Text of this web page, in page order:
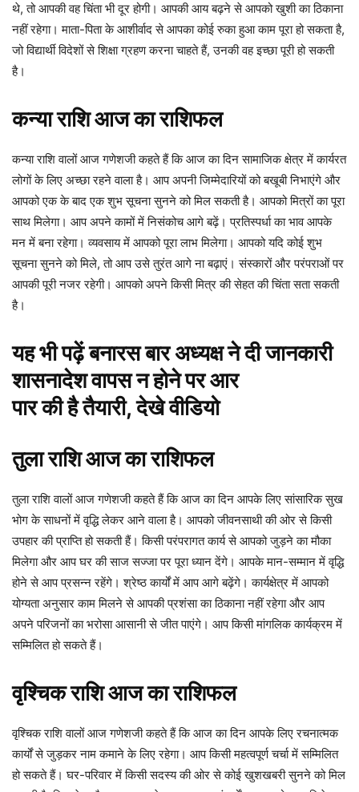
थे, तो आपकी वह चिंता भी दूर होगी। आपकी आय बढ़ने से आपको खुशी का ठिकाना
नहीं रहेगा। माता-पिता के आशीर्वाद से आपका कोई रुका हुआ काम पूरा हो सकता है,
जो विद्यार्थी विदेशों से शिक्षा ग्रहण करना चाहते हैं, उनकी वह इच्छा पूरी हो सकती
है।
कन्याराशिआजकाराशिफल
कन्या राशि वालों आज गणेशजी कहते हैं कि आज का दिन सामाजिक क्षेत्र में कार्यरत
लोगों के लिए अच्छा रहने वाला है। आप अपनी जिम्मेदारियों को बखूबी निभाएंगे और
आपको एक के बाद एक शुभ सूचना सुनने को मिल सकती है। आपको मित्रों का पूरा
साथ मिलेगा। आप अपने कामों में निसंकोच आगे बढ़ें। प्रतिस्पर्धा का भाव आपके
मन में बना रहेगा। व्यवसाय में आपको पूरा लाभ मिलेगा। आपको यदि कोई शुभ
सूचना सुनने को मिले, तो आप उसे तुरंत आगे ना बढ़ाएं। संस्कारों और परंपराओं पर
आपकी पूरी नजर रहेगी। आपको अपने किसी मित्र की सेहत की चिंता सता सकती
है।
यह भी पढ़ेंबनारस बार अध्यक्ष ने दी जानकारी
शासनादेश वापस न होने पर आर
पार की है तैयारी, देखे वीडियो
तुलाराशिआजकाराशिफल
तुला राशि वालों आज गणेशजी कहते हैं कि आज का दिन आपके लिए सांसारिक सुख
भोग के साधनों में वृद्धि लेकर आने वाला है। आपको जीवनसाथी की ओर से किसी
उपहार की प्राप्ति हो सकती हैं। किसी परंपरागत कार्य से आपको जुड़ने का मौका
मिलेगा और आप घर की साज सज्जा पर पूरा ध्यान देंगे। आपके मान-सम्मान में वृद्धि
होने से आप प्रसन्न रहेंगे। श्रेष्ठ कार्यों में आप आगे बढ़ेंगे। कार्यक्षेत्र में आपको
योग्यता अनुसार काम मिलने से आपकी प्रशंसा का ठिकाना नहीं रहेगा और आप
अपने परिजनों का भरोसा आसानी से जीत पाएंगे। आप किसी मांगलिक कार्यक्रम में
सम्मिलित हो सकते हैं।
वृश्चिकराशिआजकाराशिफल
वृश्चिक राशि वालों आज गणेशजी कहते हैं कि आज का दिन आपके लिए रचनात्मक
कार्यों से जुड़कर नाम कमाने के लिए रहेगा। आप किसी महत्वपूर्ण चर्चा में सम्मिलित
हो सकते हैं। घर-परिवार में किसी सदस्य की ओर से कोई खुशखबरी सुनने को मिल